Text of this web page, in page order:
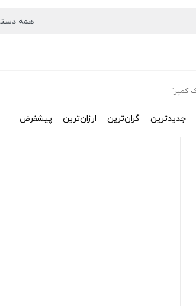
کمپر”
جدیدترین گران‌ترین ارزان‌ترین پیشفرض